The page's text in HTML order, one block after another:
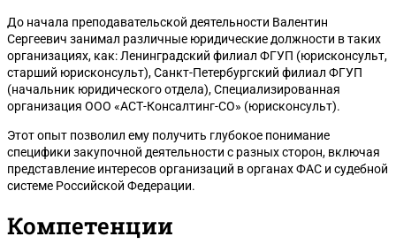
До начала преподавательской деятельности Валентин
Сергеевич занимал различные юридические должности в таких
организациях, как: Ленинградский филиал ФГУП (юрисконсульт,
старший юрисконсульт), Санкт-Петербургский филиал ФГУП
(начальник юридического отдела), Специализированная
организация ООО «АСТ-Консалтинг-СО» (юрисконсульт).
Этот опыт позволил ему получить глубокое понимание
специфики закупочной деятельности с разных сторон, включая
представление интересов организаций в органах ФАС и судебной
системе Российской Федерации.
Компетенции